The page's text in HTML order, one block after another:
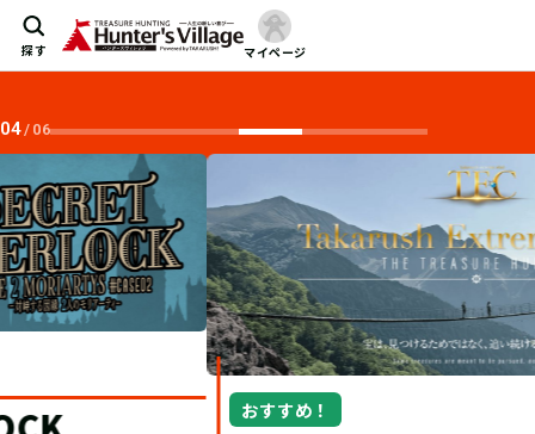
探す マイページ
04/ 06
おすすめ！